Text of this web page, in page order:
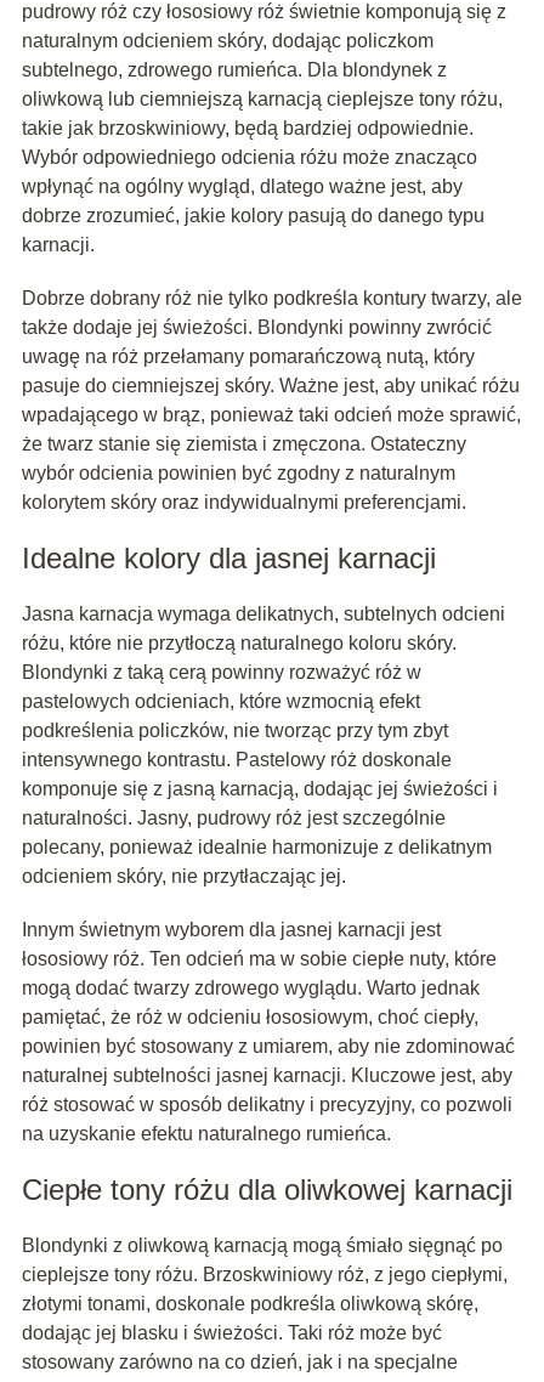
pudrowy róż czy łososiowy róż świetnie komponują się z
naturalnym odcieniem skóry, dodając policzkom
subtelnego, zdrowego rumieńca. Dla blondynek z
oliwkową lub ciemniejszą karnacją cieplejsze tony różu,
takie jak brzoskwiniowy, będą bardziej odpowiednie.
Wybór odpowiedniego odcienia różu może znacząco
wpłynąć na ogólny wygląd, dlatego ważne jest, aby
dobrze zrozumieć, jakie kolory pasują do danego typu
karnacji.
Dobrze dobrany róż nie tylko podkreśla kontury twarzy, ale
także dodaje jej świeżości. Blondynki powinny zwrócić
uwagę na róż przełamany pomarańczową nutą, który
pasuje do ciemniejszej skóry. Ważne jest, aby unikać różu
wpadającego w brąz, ponieważ taki odcień może sprawić,
że twarz stanie się ziemista i zmęczona. Ostateczny
wybór odcienia powinien być zgodny z naturalnym
kolorytem skóry oraz indywidualnymi preferencjami.
Idealne kolory dla jasnej karnacji
Jasna karnacja wymaga delikatnych, subtelnych odcieni
różu, które nie przytłoczą naturalnego koloru skóry.
Blondynki z taką cerą powinny rozważyć róż w
pastelowych odcieniach, które wzmocnią efekt
podkreślenia policzków, nie tworząc przy tym zbyt
intensywnego kontrastu. Pastelowy róż doskonale
komponuje się z jasną karnacją, dodając jej świeżości i
naturalności. Jasny, pudrowy róż jest szczególnie
polecany, ponieważ idealnie harmonizuje z delikatnym
odcieniem skóry, nie przytłaczając jej.
Innym świetnym wyborem dla jasnej karnacji jest
łososiowy róż. Ten odcień ma w sobie ciepłe nuty, które
mogą dodać twarzy zdrowego wyglądu. Warto jednak
pamiętać, że róż w odcieniu łososiowym, choć ciepły,
powinien być stosowany z umiarem, aby nie zdominować
naturalnej subtelności jasnej karnacji. Kluczowe jest, aby
róż stosować w sposób delikatny i precyzyjny, co pozwoli
na uzyskanie efektu naturalnego rumieńca.
Ciepłe tony różu dla oliwkowej karnacji
Blondynki z oliwkową karnacją mogą śmiało sięgnąć po
cieplejsze tony różu. Brzoskwiniowy róż, z jego ciepłymi,
złotymi tonami, doskonale podkreśla oliwkową skórę,
dodając jej blasku i świeżości. Taki róż może być
stosowany zarówno na co dzień, jak i na specjalne